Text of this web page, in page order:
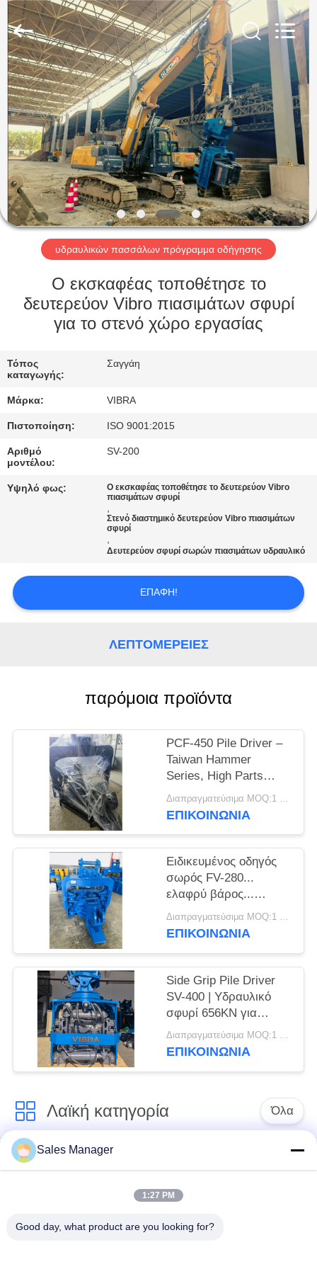
ΣΠΊΤΙ
ΠΡΟΪΌΝΤΑ
VR
ΠΑΡΟΥΣΙΆΣΤΕ
ΠΕΡΊΠΟΥ
ΕΜΕΊΣ
ΓΎΡΟΣ
ΕΡΓΟΣΤΑΣΊΩΝ
ΠΟΙΟΤΙΚΌΣ
ΈΛΕΓΧΟΣ
ΜΑΣ
ΕΛΆΤΕ
ΣΕ
ΕΙΔΉΣΕΙΣ
ΠΕΡΙΠΤΏΣΕΙΣ
ΑΠΌΣΠΑΣΜΑ
SITEMAP
PRIVACY
POLICY
Yekun
Construction
Machinery
Co.,
Ltd..
Rights
Reserved.
υδραυλικών πασσάλων πρόγραμμα οδήγησης
Ο εκσκαφέας τοποθέτησε το
δευτερεύον Vibro πιασιμάτων σφυρί
για το στενό χώρο εργασίας
Τόπος
καταγωγής:
Σαγγάη
Μάρκα: VIBRA
Πιστοποίηση: ISO 9001:2015
Αριθμό
μοντέλου:
SV-200
Υψηλό φως:
Ο εκσκαφέας τοποθέτησε το δευτερεύον Vibro
πιασιμάτων σφυρί
,
Στενό διαστημικό δευτερεύον Vibro πιασιμάτων
σφυρί
,
Δευτερεύον σφυρί σωρών πιασιμάτων υδραυλικό
ΕΠΑΦΉ!
ΛΕΠΤΟΜΈΡΕΙΕΣ
παρόμοια προϊόντα
PCF-450 Pile Driver –
Taiwan Hammer
Series, High Parts
Enchangeability & 535
kN Force
Διαπραγματεύσιμα MOQ:1 σετ
ΕΠΙΚΟΙΝΩΝΙΑ
Ειδικευμένος οδηγός
σωρός FV-280...
ελαφρύ βάρος...
ισχυρές δονήσεις.
Διαπραγματεύσιμα MOQ:1 SET
ΕΠΙΚΟΙΝΩΝΙΑ
Side Grip Pile Driver
SV-400 | Υδραυλικό
σφυρί 656KN για
στενούς χώρους
Διαπραγματεύσιμα MOQ:1 σετ
ΕΠΙΚΟΙΝΩΝΙΑ
Λαϊκή κατηγορία Όλα
υδραυλικών
πασσάλων
συναρμολογημένα
σωρό πρόγραμμα
Sales Manager
1:27 PM
Good day, what product are you looking for?